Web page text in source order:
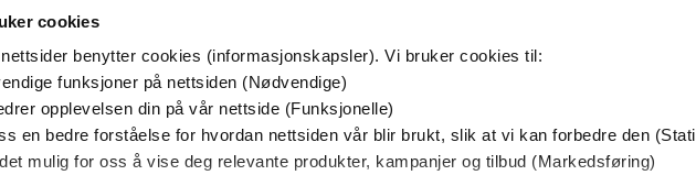
cookies
benytter cookies (informasjonskapsler). Vi bruker cookies til:
funksjoner på nettsiden (Nødvendige)
opplevelsen din på vår nettside (Funksjonelle)
en bedre forståelse for hvordan nettsiden vår blir brukt, slik at vi kan forbedre den
mulig for oss å vise deg relevante produkter, kampanjer og tilbud (Markedsføring)
99,-
Lykkens dør
Fabian Nordlander
LYDBOK
Bamse og dunderklokkene
Fabian Nordlander